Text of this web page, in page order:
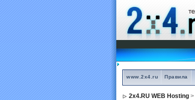
www.2x4.ru Правила
2x4.RU WEB Hosting >